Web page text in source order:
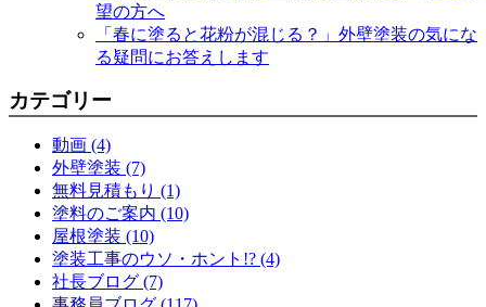
望の方へ
「春に塗ると花粉が混じる？」外壁塗装の気にな
る疑問にお答えします
カテゴリー
動画 (4)
外壁塗装 (7)
無料見積もり (1)
塗料のご案内 (10)
屋根塗装 (10)
塗装工事のウソ・ホント!? (4)
社長ブログ (7)